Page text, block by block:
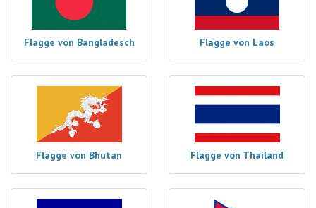
Flagge von Bangladesch Flagge von Laos
Flagge von Bhutan Flagge von Thailand